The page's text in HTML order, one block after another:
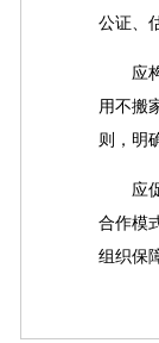
公证、
应构
用不搬
则，明
应促
合作模
组织保